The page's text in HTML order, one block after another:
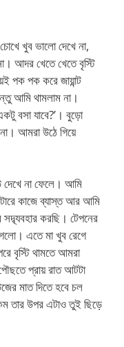
খুব ভালো দেখে না,
আদর খেতে খেতে বৃস্টি
পক পক করে জায়ান্ট
আমি থামলাম না।
বসা যাবে?’। বুড়ো
আমরা উঠে গিয়ে
দেখে না ফেলে। আমি
কাজে ব্যাস্ত আর আমি
সদ্ব্যবহার করছি। টেপনের
এতে মা খুব রেগে
বৃস্টি থামতে আমরা
প্রায় রাত আটটা
মাত দিতে হবে চল
তার উপর এটাও তুই ছিড়ে